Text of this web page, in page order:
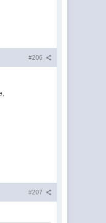
#206
#207